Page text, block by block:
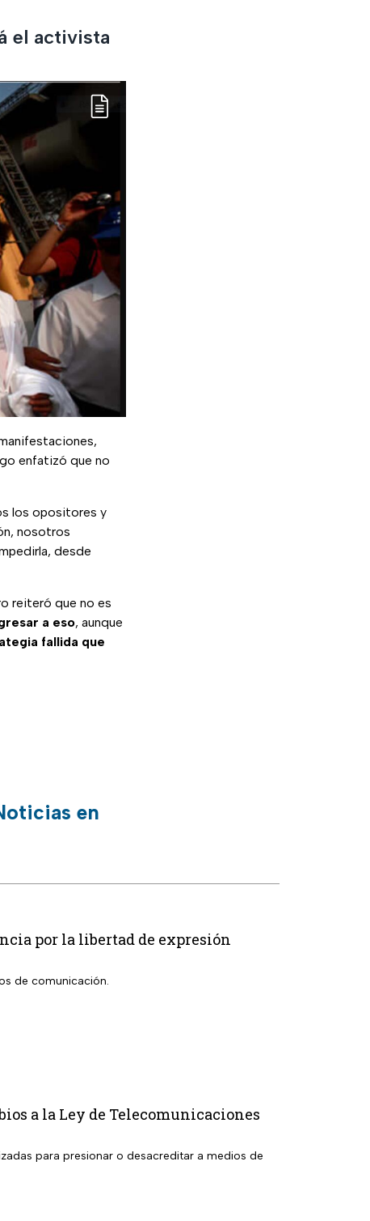
el activista
enfatizó que no
los opositores y
nosotros
desde
reiteró que no es
a eso, aunque
fallida que
en
por la libertad de expresión
de comunicación.
a la Ley de Telecomunicaciones
para presionar o desacreditar a medios de